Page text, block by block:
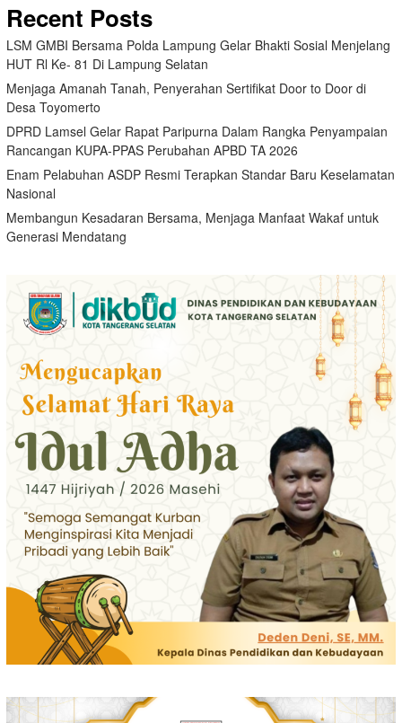
Recent Posts
LSM GMBI Bersama Polda Lampung Gelar Bhakti Sosial Menjelang
HUT Rl Ke- 81 Di Lampung Selatan
Menjaga Amanah Tanah, Penyerahan Sertifikat Door to Door di
Desa Toyomerto
DPRD Lamsel Gelar Rapat Paripurna Dalam Rangka Penyampaian
Rancangan KUPA-PPAS Perubahan APBD TA 2026
Enam Pelabuhan ASDP Resmi Terapkan Standar Baru Keselamatan
Nasional
Membangun Kesadaran Bersama, Menjaga Manfaat Wakaf untuk
Generasi Mendatang